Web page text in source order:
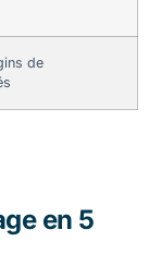
de
en 5